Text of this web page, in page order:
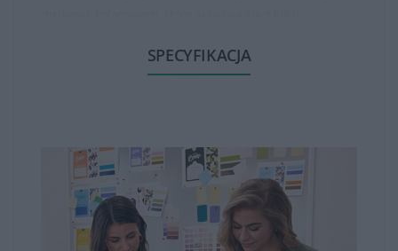
Tonery HP są dostępne w różnych pojemnościach, od
standardowe, co jest korzystne dla osób, które drukują
dużo dokumentów.
Tonery HP zapewniają wysoką jakość wydruku, oferując
ostre, wyraźne teksty oraz wysokiej jakości obrazy czy
SPECYFIKACJA